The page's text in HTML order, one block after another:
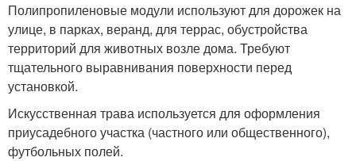
Полипропиленовые модули используют для дорожек на
улице, в парках, веранд, для террас, обустройства
территорий для животных возле дома. Требуют
тщательного выравнивания поверхности перед
установкой.
Искусственная трава используется для оформления
приусадебного участка (частного или общественного),
футбольных полей.